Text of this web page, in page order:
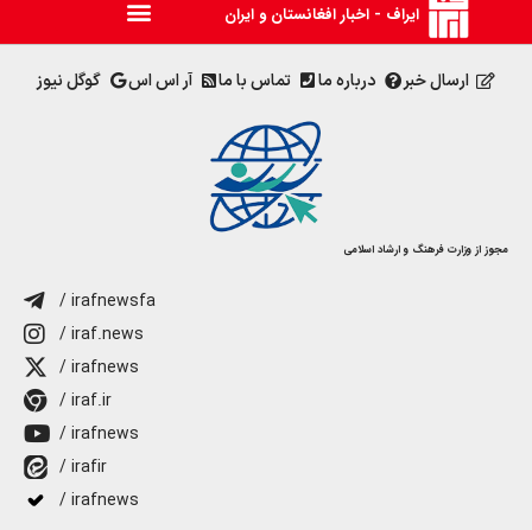
ایراف - اخبار افغانستان و ایران
ارسال خبر درباره ما تماس با ما آر اس اس گوگل نیوز
مجوز از وزارت فرهنگ و ارشاد اسلامی
/ irafnewsfa
/ iraf.news
/ irafnews
/ iraf.ir
/ irafnews
/ irafir
/ irafnews